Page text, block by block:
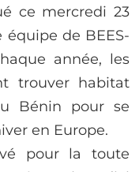
ce mercredi 23
équipe de BEES-
année, les
trouver habitat
Bénin pour se
en Europe.
pour la toute